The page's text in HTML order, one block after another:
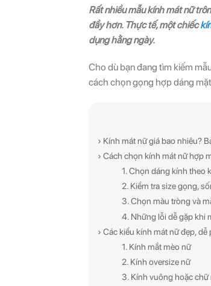
Rất nhiều mẫu kính mát nữ
đầy hơn. Thực tế, một chiếc
dụng hằng ngày.
Cho dù bạn đang tìm kiếm
cách chọn gọng hợp dáng
› Kính mát nữ giá bao nhiêu?
› Cách chọn kính mát nữ hợp
1. Chọn dáng kính theo
2. Kiểm tra size gọng,
3. Chọn màu tròng và
4. Những lỗi dễ gặp khi
› Các kiểu kính mát nữ đẹp,
1. Kính mắt mèo nữ
2. Kính oversize nữ
3. Kính vuông hoặc chữ